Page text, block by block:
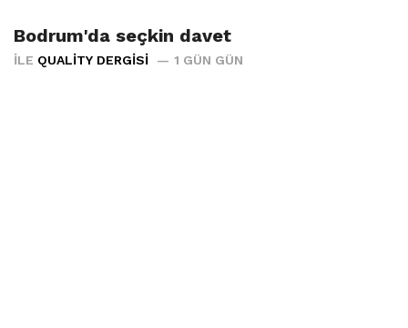
Bodrum'da seçkin davet
İLE QUALITY DERGISI 1 GÜN GÜN